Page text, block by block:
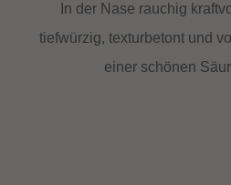
In der Nase rauchig
tiefwürzig, texturbetont und
einer schönen